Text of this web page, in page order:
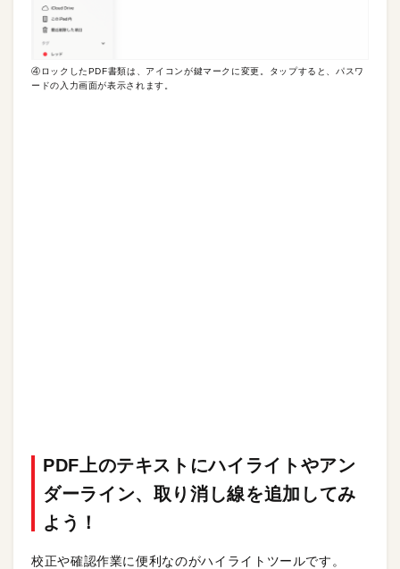
④ロックしたPDF書類は、アイコンが鍵マークに変更。タップすると、パスワ
ードの入力画面が表示されます。
PDF上のテキストにハイライトやアン
ダーライン、取り消し線を追加してみ
よう！
校正や確認作業に便利なのがハイライトツールです。